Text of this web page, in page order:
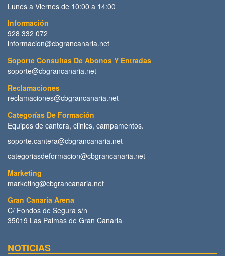
Lunes a Viernes de 10:00 a 14:00
Información
928 332 072
informacion@cbgrancanaria.net
Soporte Consultas De Abonos Y Entradas
soporte@cbgrancanaria.net
Reclamaciones
reclamaciones@cbgrancanaria.net
Categorías De Formación
Equipos de cantera, clinics, campamentos.
soporte.cantera@cbgrancanaria.net
categoriasdeformacion@cbgrancanaria.net
Marketing
marketing@cbgrancanaria.net
Gran Canaria Arena
C/ Fondos de Segura s/n
35019 Las Palmas de Gran Canaria
NOTICIAS